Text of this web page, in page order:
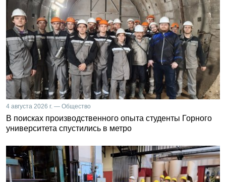
4 августа 2026 г. — Общество
В поисках производственного опыта студенты Горного
университета спустились в метро